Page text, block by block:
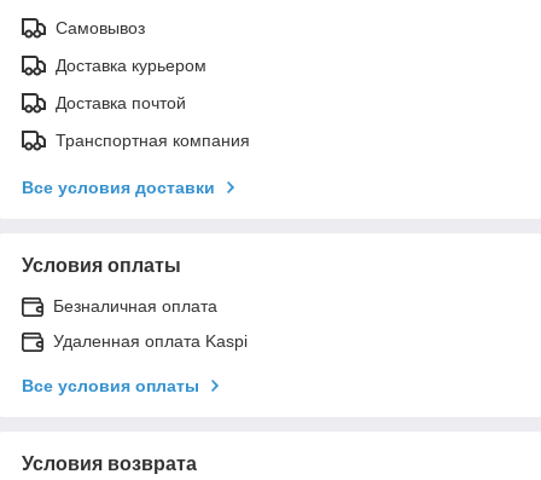
Самовывоз
Доставка курьером
Доставка почтой
Транспортная компания
Все условия доставки
Условия оплаты
Безналичная оплата
Удаленная оплата Kaspi
Все условия оплаты
Условия возврата